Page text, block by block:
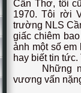
Cần Thơ, tôi
1970. Tôi rời
trường NLS
giấc chiêm
ảnh một số
hay biết tin
Những
vương vấn